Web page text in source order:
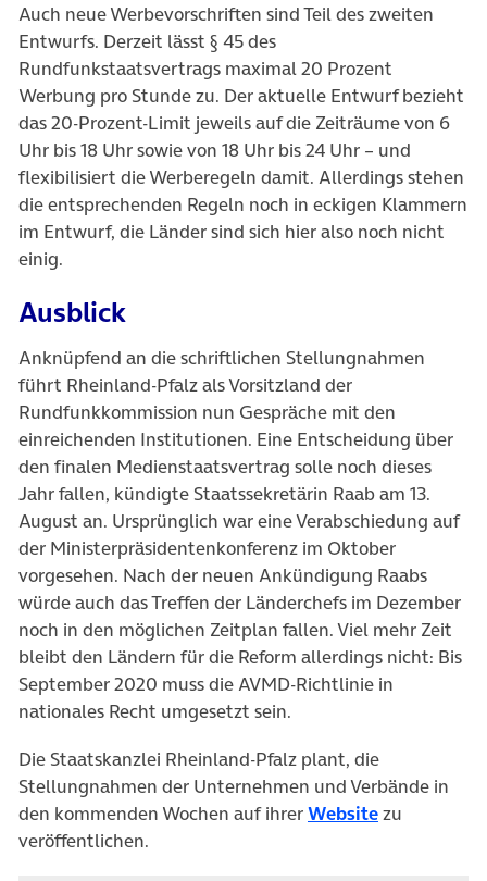
Auch neue Werbevorschriften sind Teil des zweiten
Entwurfs. Derzeit lässt § 45 des
Rundfunkstaatsvertrags maximal 20 Prozent
Werbung pro Stunde zu. Der aktuelle Entwurf bezieht
das 20-Prozent-Limit jeweils auf die Zeiträume von 6
Uhr bis 18 Uhr sowie von 18 Uhr bis 24 Uhr – und
flexibilisiert die Werberegeln damit. Allerdings stehen
die entsprechenden Regeln noch in eckigen Klammern
im Entwurf, die Länder sind sich hier also noch nicht
einig.
Ausblick
Anknüpfend an die schriftlichen Stellungnahmen
führt Rheinland-Pfalz als Vorsitzland der
Rundfunkkommission nun Gespräche mit den
einreichenden Institutionen. Eine Entscheidung über
den finalen Medienstaatsvertrag solle noch dieses
Jahr fallen, kündigte Staatssekretärin Raab am 13.
August an. Ursprünglich war eine Verabschiedung auf
der Ministerpräsidentenkonferenz im Oktober
vorgesehen. Nach der neuen Ankündigung Raabs
würde auch das Treffen der Länderchefs im Dezember
noch in den möglichen Zeitplan fallen. Viel mehr Zeit
bleibt den Ländern für die Reform allerdings nicht: Bis
September 2020 muss die AVMD-Richtlinie in
nationales Recht umgesetzt sein.
Die Staatskanzlei Rheinland-Pfalz plant, die
Stellungnahmen der Unternehmen und Verbände in
den kommenden Wochen auf ihrerWebsite(öffnet in
zu
veröffentlichen.